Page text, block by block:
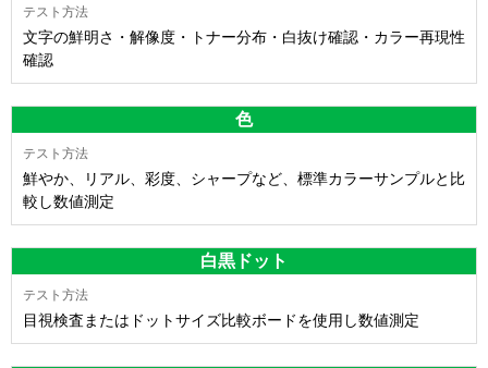
文字の鮮明さ・解像度・トナー分布・白抜け確認・カラー再現性
確認
色
鮮やか、リアル、彩度、シャープなど、標準カラーサンプルと比
較し数値測定
白黒ドット
目視検査またはドットサイズ比較ボードを使用し数値測定